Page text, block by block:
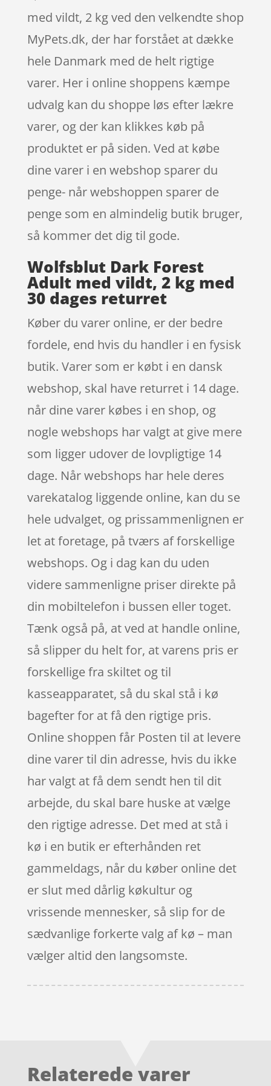
med vildt, 2 kg ved den velkendte shop
MyPets.dk, der har forstået at dække
hele Danmark med de helt rigtige
varer. Her i online shoppens kæmpe
udvalg kan du shoppe løs efter lækre
varer, og der kan klikkes køb på
produktet er på siden. Ved at købe
dine varer i en webshop sparer du
penge- når webshoppen sparer de
penge som en almindelig butik bruger,
så kommer det dig til gode.
Wolfsblut Dark Forest
Adult med vildt, 2 kg med
30 dages returret
Køber du varer online, er der bedre
fordele, end hvis du handler i en fysisk
butik. Varer som er købt i en dansk
webshop, skal have returret i 14 dage.
når dine varer købes i en shop, og
nogle webshops har valgt at give mere
som ligger udover de lovpligtige 14
dage. Når webshops har hele deres
varekatalog liggende online, kan du se
hele udvalget, og prissammenlignen er
let at foretage, på tværs af forskellige
webshops. Og i dag kan du uden
videre sammenligne priser direkte på
din mobiltelefon i bussen eller toget.
Tænk også på, at ved at handle online,
så slipper du helt for, at varens pris er
forskellige fra skiltet og til
kasseapparatet, så du skal stå i kø
bagefter for at få den rigtige pris.
Online shoppen får Posten til at levere
dine varer til din adresse, hvis du ikke
har valgt at få dem sendt hen til dit
arbejde, du skal bare huske at vælge
den rigtige adresse. Det med at stå i
kø i en butik er efterhånden ret
gammeldags, når du køber online det
er slut med dårlig køkultur og
vrissende mennesker, så slip for de
sædvanlige forkerte valg af kø – man
vælger altid den langsomste.
Relaterede varer